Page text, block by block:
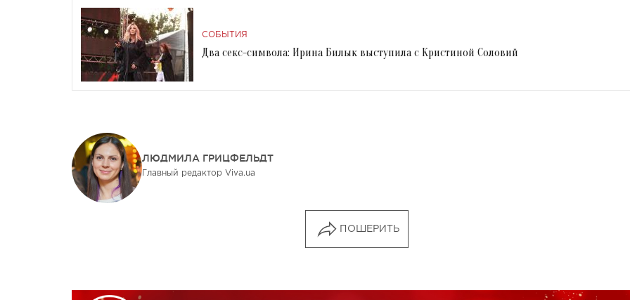
СОБЫТИЯ
Два секс-символа: Ирина Билык выступила с Кристиной Соловий
ЛЮДМИЛА ГРИЦФЕЛЬДТ
Главный редактор Viva.ua
ПОШЕРИТЬ